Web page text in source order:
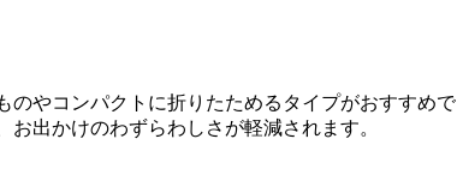
のやコンパクトに折りたためるタイプがおすすめで
出かけのわずらわしさが軽減されます。